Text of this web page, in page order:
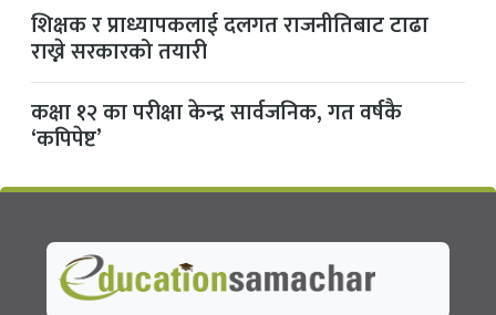
शिक्षक र प्राध्यापकलाई दलगत राजनीतिबाट टाढा
राख्ने सरकारको तयारी
कक्षा १२ का परीक्षा केन्द्र सार्वजनिक, गत वर्षकै
‘कपिपेष्ट’